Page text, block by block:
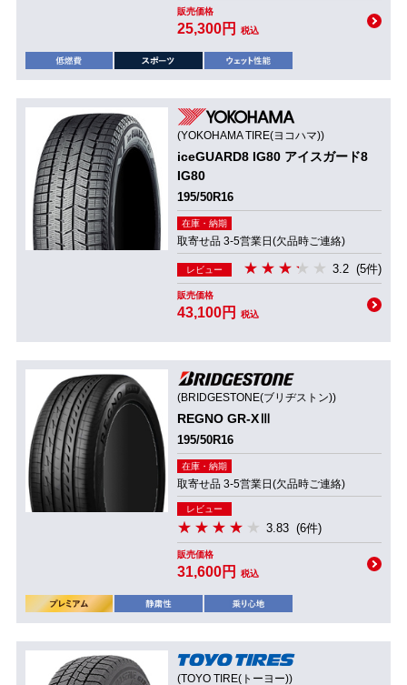
販売価格
25,300円 税込
(YOKOHAMA TIRE(ヨコハマ))
iceGUARD8 IG80 アイスガード8
IG80
195/50R16
在庫・納期
取寄せ品 3-5営業日(欠品時ご連絡)
レビュー 3.2 (5件)
販売価格
43,100円 税込
(BRIDGESTONE(ブリヂストン))
REGNO GR-XⅢ
195/50R16
在庫・納期
取寄せ品 3-5営業日(欠品時ご連絡)
レビュー
3.83 (6件)
販売価格
31,600円 税込
(TOYO TIRE(トーヨー))